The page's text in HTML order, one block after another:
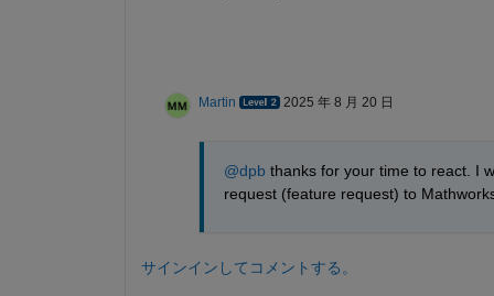
Martin 2025 年 8 月 20 日
@dpb thanks for your time to react. I
request (feature request) to
サインインしてコメントする。